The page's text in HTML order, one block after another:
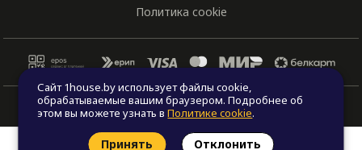
Политика cookie
© Все права защищены. "One house", 2011 - 2026
Сайт 1house.by использует файлы cookie,
обрабатываемые вашим браузером. Подробнее об
этом вы можете узнать вПолитике cookie.
Принять Отклонить